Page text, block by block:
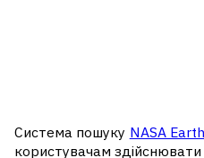
Система пошуку NASA
користувачам здійснювати